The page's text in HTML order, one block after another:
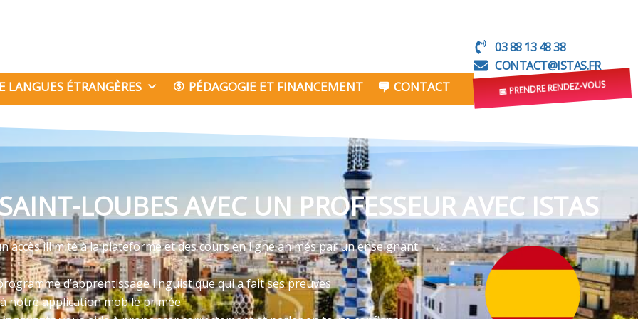
LANGUES ÉTRANGÈRES PÉDAGOGIE ET FINANCEMENT CONTACT
03 88 13 48 38
CONTACT@ISTAS.FR
📅 PRENDRE RENDEZ-VOUS
LOUBES AVEC UN PROFESSEUR AVEC ISTAS
accès illimité à la plateforme et des cours en ligne animés par un enseignant
d’apprentissage linguistique qui a fait ses preuves
notre application mobile primée